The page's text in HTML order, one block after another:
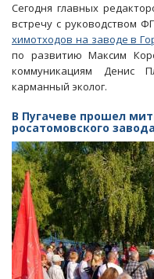
Сегодня главных
встречу с руководством
химотходов на заводе в
по развитию Максим
коммуникациям Денис
карманный эколог.
В Пугачеве прошел
росатомовского завода